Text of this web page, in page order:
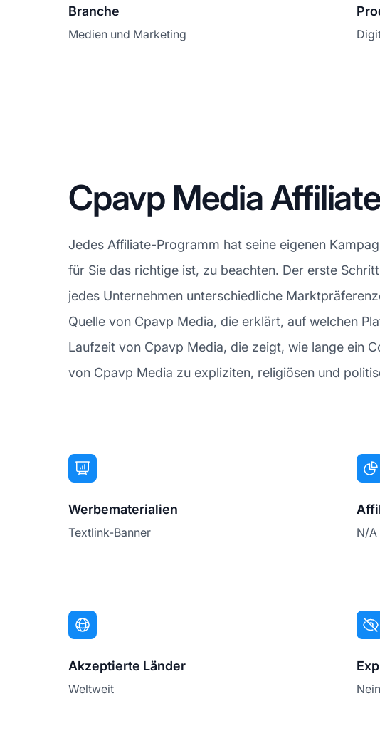
Branche
Medien und Marketing
Cpavp Media
Jedes Affiliate-Programm hat seine eigenen
für Sie das richtige ist, zu beachten. Der erste
jedes Unternehmen unterschiedliche
Quelle von Cpavp Media, die erklärt, auf welchen
Laufzeit von Cpavp Media, die zeigt, wie lange ein
von Cpavp Media zu expliziten, religiösen und
Werbematerialien
Textlink-Banner N/A
Akzeptierte Länder
Weltweit Nein